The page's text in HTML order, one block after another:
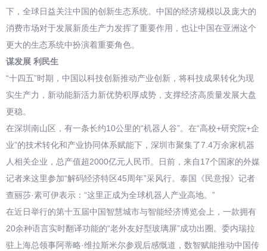
下，全球日益关注中国的创新生态系统。中国的经济规模以及庞大的
消费市场对于发展新质生产力发挥了重要作用，也让中国在亚洲这个
更大的生态系统中扮演着重要角色。
谋发展 利民生
“十四五”时期，中国以科技创新推动产业创新，将科技成果转化为现
实生产力，新动能新活力新优势积厚成势，支撑经济高质量发展大盘
更稳。
在深圳南山区，有一条长约10公里的“机器人谷”。在“高校+研究院+企
业”的技术转化和产业协同体系赋能下，深圳市聚集了7.4万余家机器
人相关企业，总产值超2000亿元人民币。日前，来自17个国家的外媒
记者来这里参加“解码经济特区45周年”采风行。泰国《民意报》记者
查丽莎·素可伊表示：“这里正成为全球机器人产业高地。”
在近日举行的第十五届中国智慧城市与智能经济博览会上，一款拥有
20余种语言实时翻译功能的“老外友好型玻璃屏”成功出圈。委内瑞拉
驻上海总领事阿蒂略·维拉斯米尔参观后感慨道，数智赋能推动中国传